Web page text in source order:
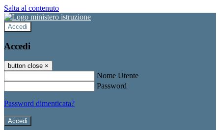
Salta al contenuto
Accedi
Accedi
button close ×
Nome Utente
Password
Password dimenticata?